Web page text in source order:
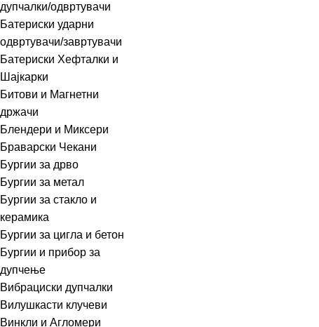
дупчалки/одвртувачи
Батериски ударни
одвртувачи/завртувачи
Батериски Хефталки и
Шајкарки
Битови и Магнетни
држачи
Блендери и Миксери
Браварски Чекани
Бургии за дрво
Бургии за метал
Бургии за стакло и
керамика
Бургии за цигла и бетон
Бургии и прибор за
дупчење
Вибрациски дупчалки
Вилушкасти клучеви
Винкли и Агломери